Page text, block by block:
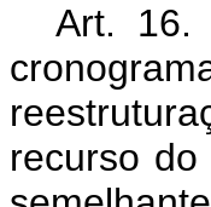
Art. 16.
recurso